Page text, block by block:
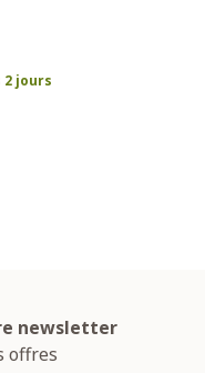
2 jours
newsletter
offres